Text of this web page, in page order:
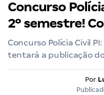
Concurso
2º semestre!
Concurso Polícia Civil
tentará a publicação
Por